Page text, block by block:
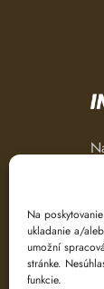
Na
ukladanie a/
umožní
stránke.
funkcie.